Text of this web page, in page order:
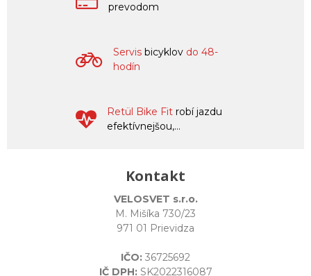
prevodom
Servis bicyklov do 48-
hodín
Retül Bike Fit robí jazdu
efektívnejšou,...
Kontakt
VELOSVET s.r.o.
M. Mišíka 730/23
971 01 Prievidza
IČO: 36725692
IČ DPH: SK2022316087